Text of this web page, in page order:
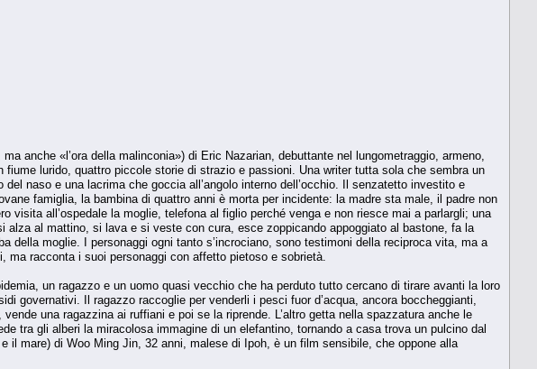
anche «l’ora della malinconia») di Eric Nazarian, debuttante nel lungometraggio, armeno,
lurido, quattro piccole storie di strazio e passioni. Una writer tutta sola che sembra un
naso e una lacrima che goccia all’angolo interno dell’occhio. Il senzatetto investito e
famiglia, la bambina di quattro anni è morta per incidente: la madre sta male, il padre non
all’ospedale la moglie, telefona al figlio perché venga e non riesce mai a parlargli; una
al mattino, si lava e si veste con cura, esce zoppicando appoggiato al bastone, fa la
moglie. I personaggi ogni tanto s’incrociano, sono testimoni della reciproca vita, ma a
ma racconta i suoi personaggi con affetto pietoso e sobrietà.
un ragazzo e un uomo quasi vecchio che ha perduto tutto cercano di tirare avanti la loro
governativi. Il ragazzo raccoglie per venderli i pesci fuor d’acqua, ancora boccheggianti,
una ragazzina ai ruffiani e poi se la riprende. L’altro getta nella spazzatura anche le
tra gli alberi la miracolosa immagine di un elefantino, tornando a casa trova un pulcino dal
il mare) di Woo Ming Jin, 32 anni, malese di Ipoh, è un film sensibile, che oppone alla